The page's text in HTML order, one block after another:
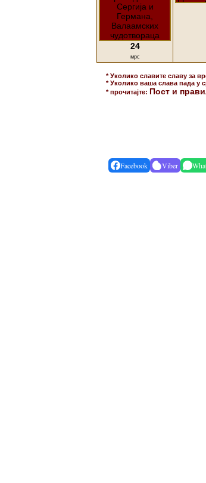
24
мрс
* Уколико славите славу за
* Уколико ваша слава пада у
* прочитајте: Пост и
Facebook Viber